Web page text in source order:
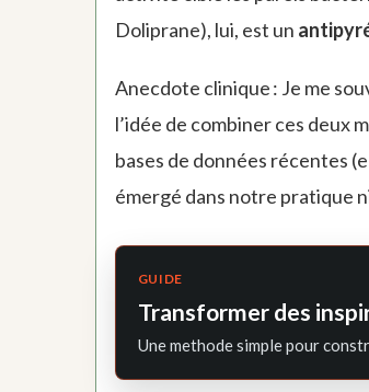
Doliprane), lui, est un
Anecdote clinique : Je me
l’idée de combiner ces deux
bases de données récentes
émergé dans notre pratique
GUIDE
Transformer des
Une methode simple pour